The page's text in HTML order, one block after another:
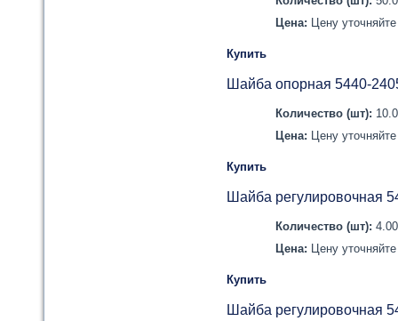
Цена: Цену
Купить
Шайба опорная 5440-
Количество (шт):
Цена: Цену
Купить
Шайба регулировочная
Количество (шт):
Цена: Цену
Купить
Шайба регулировочная